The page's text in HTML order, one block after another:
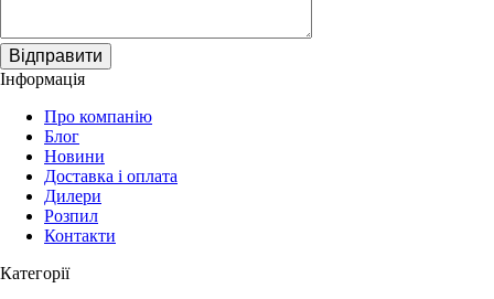
Відправити
Інформація
Про компанію
Блог
Новини
Доставка і оплата
Дилери
Розпил
Контакти
Категорії